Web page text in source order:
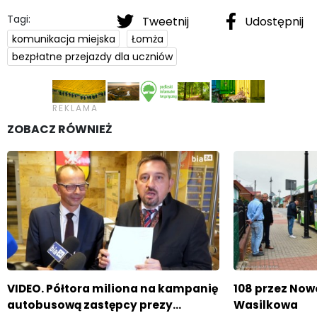
Tweetnij Udostępnij
Tagi:
komunikacja miejska
Łomża
bezpłatne przejazdy dla uczniów
ZOBACZ RÓWNIEŻ
VIDEO. Półtora miliona na kampanię
autobusową zastępcy prezy…
108 przez
Wasilkowa